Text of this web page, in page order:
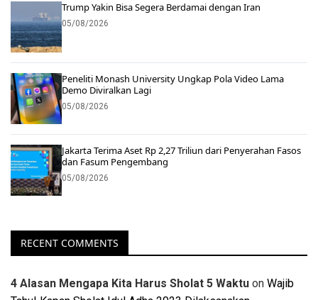
Trump Yakin Bisa Segera Berdamai dengan Iran
05/08/2026
Peneliti Monash University Ungkap Pola Video Lama
Demo Diviralkan Lagi
05/08/2026
Jakarta Terima Aset Rp 2,27 Triliun dari Penyerahan Fasos
dan Fasum Pengembang
05/08/2026
RECENT COMMENTS
4 Alasan Mengapa Kita Harus Sholat 5 Waktu on Wajib